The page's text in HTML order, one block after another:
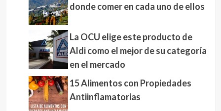
donde comer en cada uno de ellos
La OCU elige este producto de
Aldi como el mejor de su categoría
en el mercado
15 Alimentos con Propiedades
Antiinflamatorias